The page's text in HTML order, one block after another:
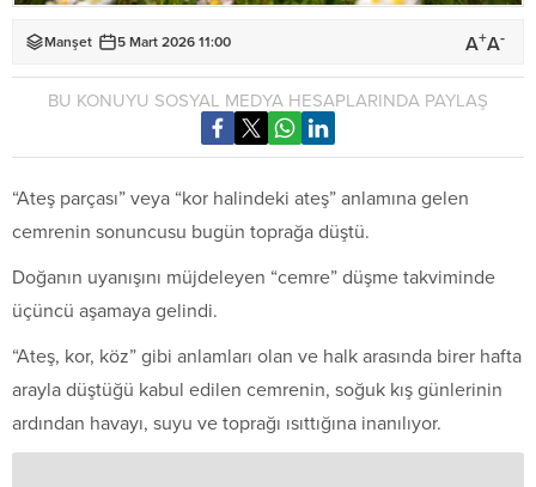
Manşet 5 Mart 2026 11:00 A+A-
BU KONUYU SOSYAL MEDYA HESAPLARINDA PAYLAŞ
“Ateş parçası” veya “kor halindeki ateş” anlamına gelen
cemrenin sonuncusu bugün toprağa düştü.
Doğanın uyanışını müjdeleyen “cemre” düşme takviminde
üçüncü aşamaya gelindi.
“Ateş, kor, köz” gibi anlamları olan ve halk arasında birer hafta
arayla düştüğü kabul edilen cemrenin, soğuk kış günlerinin
ardından havayı, suyu ve toprağı ısıttığına inanılıyor.